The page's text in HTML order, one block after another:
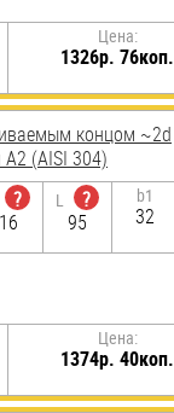
Цена:
1326р. 76коп.
концом ~2d
(AISI 304)
?
16
L
?
95
b1
32
Цена:
1374р. 40коп.